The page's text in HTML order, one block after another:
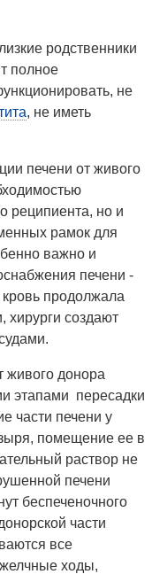
родственники
полное
не
, не иметь
печени от живого
реципиента, но и
рамок для
важно и
печени -
продолжала
хирурги создают
живого донора
этапами пересадки
части печени у
помещение ее в
раствор не
печени
беспеченочного
части
все
ходы,